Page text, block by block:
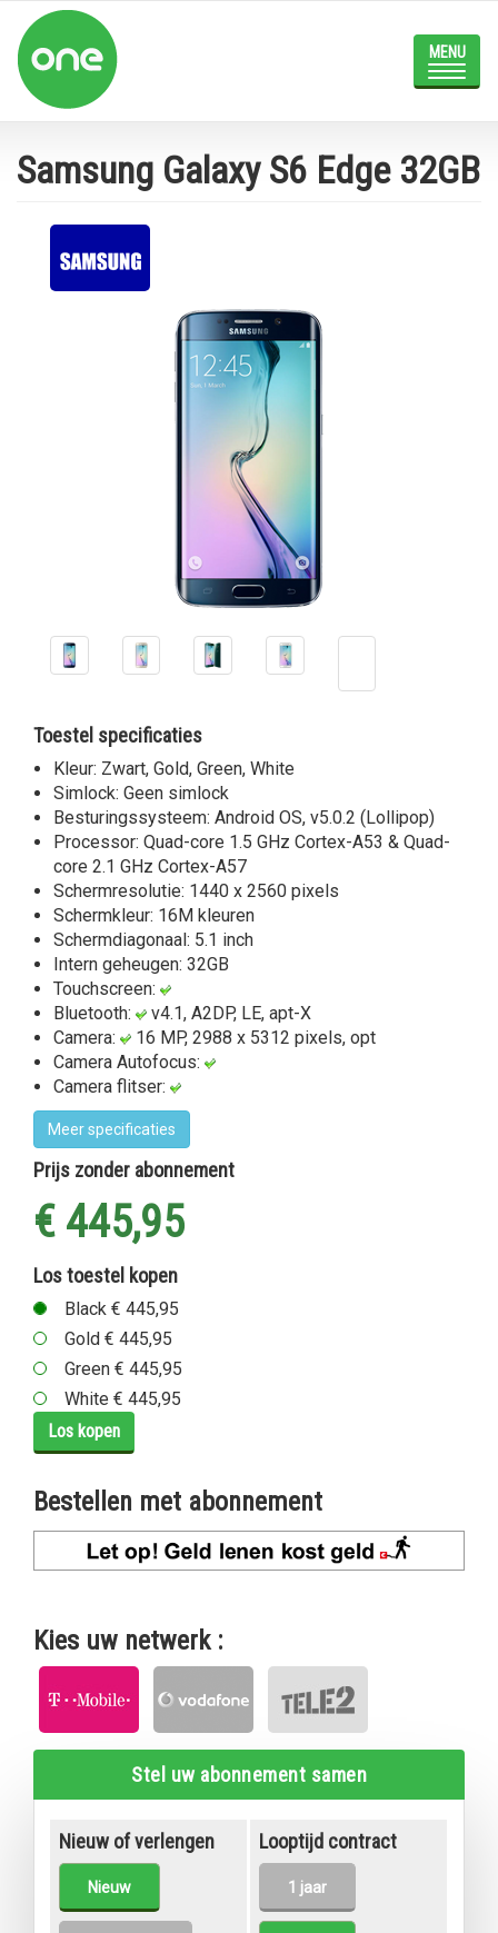
main
content
Toggle
Samsung Galaxy S6 Edge 32GB
Toestel specificaties
Kleur: Zwart, Gold, Green, White
Simlock: Geen simlock
Besturingssysteem: Android OS, v5.0.2 (Lollipop)
Processor: Quad-core 1.5 GHz Cortex-A53 & Quad-
core 2.1 GHz Cortex-A57
Schermresolutie: 1440 x 2560 pixels
Schermkleur: 16M kleuren
Schermdiagonaal: 5.1 inch
Intern geheugen: 32GB
Touchscreen:
Bluetooth:
v4.1, A2DP, LE, apt-X
Camera:
16 MP, 2988 x 5312 pixels, opt
Camera Autofocus:
Camera flitser:
Meer specificaties
Prijs zonder abonnement
€ 445,95
Los toestel kopen
Black € 445,95
Gold € 445,95
Green € 445,95
White € 445,95
Los kopen
Bestellen met abonnement
Kies uw netwerk :
Stel uw abonnement samen
Nieuw of verlengen
Nieuw
Looptijd contract
1 jaar